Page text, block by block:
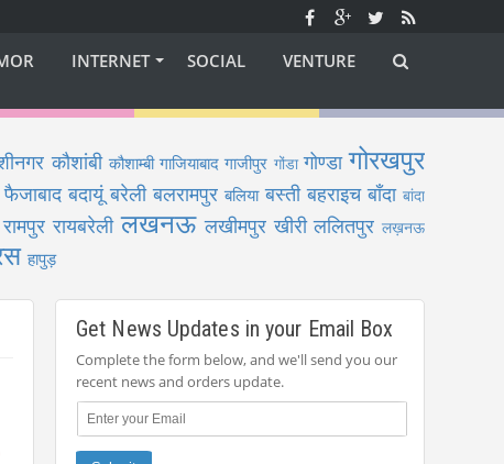
INTERNET SOCIAL VENTURE
कौशांबी कौशाम्बी गाजियाबाद गाजीपुर गोंडा गोण्डा गोरखपुर
फैजाबाद बदायूं बरेली बलरामपुर बलिया बस्ती बहराइच बाँदा बांदा
रामपुर रायबरेली लखनऊ लखीमपुर खीरी ललितपुर लख़नऊ
हापुड़
Get News Updates in your Email Box
Complete the form below, and we'll send you our
recent news and orders update.